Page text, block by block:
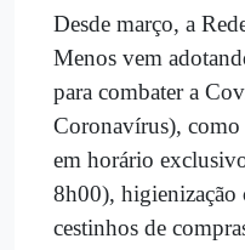
Desde março, a
Menos vem
para combater a
Coronavírus),
em horário
8h00), higienização
cestinhos de